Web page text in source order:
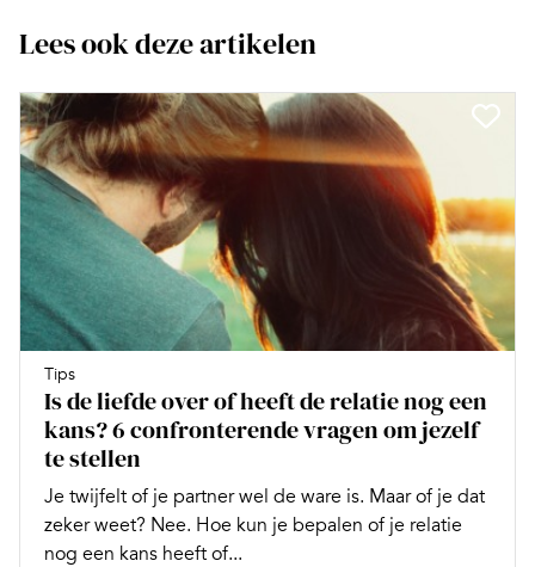
Lees ook deze artikelen
Tips
Is de liefde over of heeft de relatie nog een
kans? 6 confronterende vragen om jezelf
te stellen
Je twijfelt of je partner wel de ware is. Maar of je dat
zeker weet? Nee. Hoe kun je bepalen of je relatie
nog een kans heeft of...